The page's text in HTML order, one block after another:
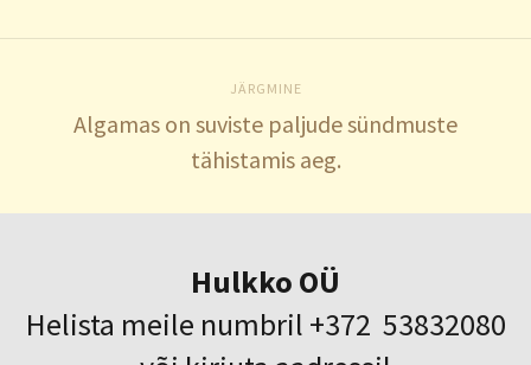
JÄRGMINE
Algamas on suviste paljude sündmuste
tähistamis aeg.
Hulkko OÜ
Helista meile numbril +372 53832080